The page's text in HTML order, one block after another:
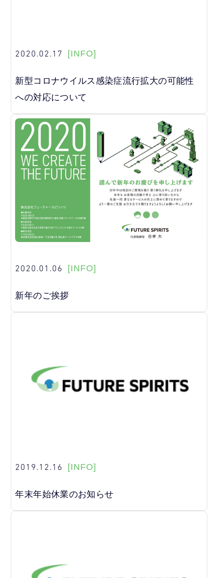
2020.02.17 [INFO]
新型コロナウイルス感染症流行拡大の可能性
への対応について
2020.01.06 [INFO]
新年のご挨拶
2019.12.16 [INFO]
年末年始休業のお知らせ